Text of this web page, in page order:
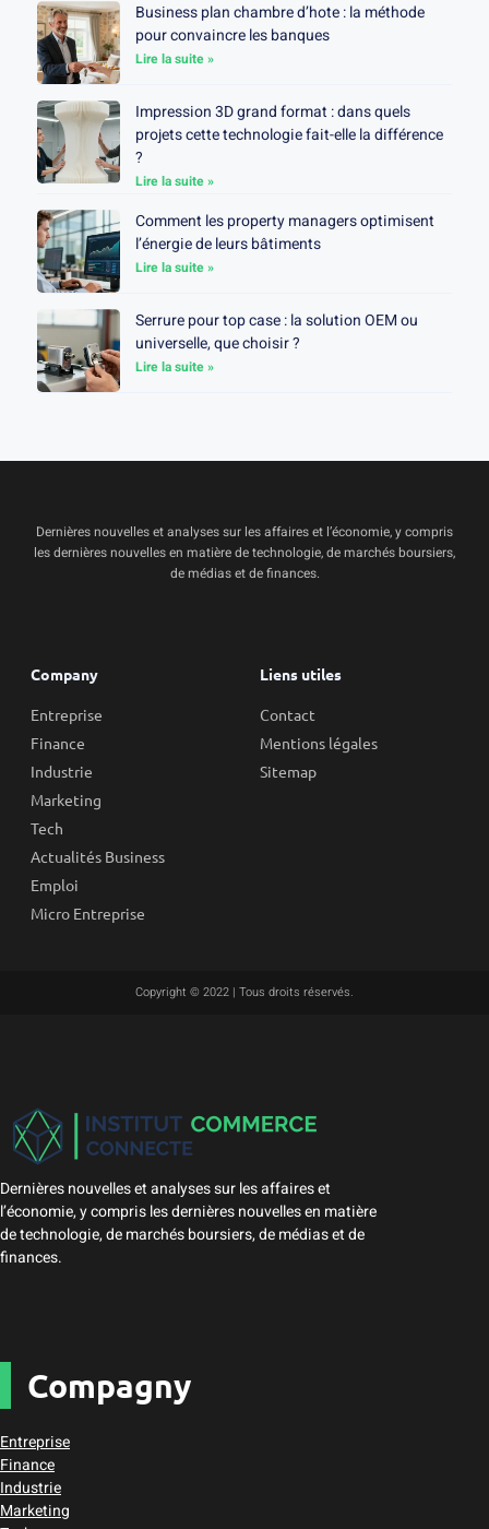
Business plan chambre d’hote : la méthode
pour convaincre les banques
Lire la suite »
Impression 3D grand format : dans quels
projets cette technologie fait-elle la différence
?
Lire la suite »
Comment les property managers optimisent
l’énergie de leurs bâtiments
Lire la suite »
Serrure pour top case : la solution OEM ou
universelle, que choisir ?
Lire la suite »
Dernières nouvelles et analyses sur les affaires et l’économie, y compris
les dernières nouvelles en matière de technologie, de marchés boursiers,
de médias et de finances.
Company
Entreprise
Finance
Industrie
Marketing
Tech
Actualités Business
Emploi
Micro Entreprise
Liens utiles
Contact
Mentions légales
Sitemap
Copyright © 2022 | Tous droits réservés.
Dernières nouvelles et analyses sur les affaires et
l’économie, y compris les dernières nouvelles en matière
de technologie, de marchés boursiers, de médias et de
finances.
Compagny
Entreprise
Finance
Industrie
Marketing